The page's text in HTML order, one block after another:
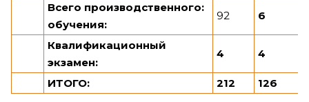
Всего производственного:
обучения:
92 6
Квалификационный
экзамен:
4 4
ИТОГО: 212 126